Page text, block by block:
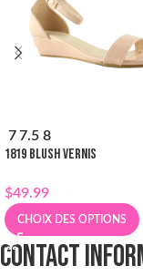
7 7.5 8
1819 BLUSH VERNIS
$49.99
CHOIX DES OPTIONS
CONTACT